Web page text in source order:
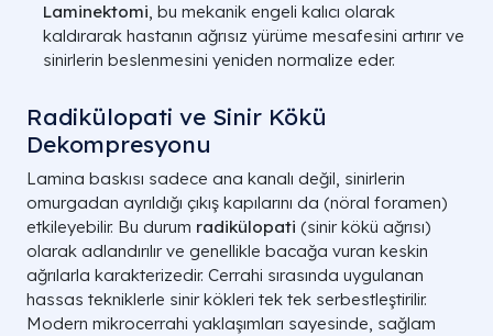
Laminektomi, bu mekanik engeli kalıcı olarak
kaldırarak hastanın ağrısız yürüme mesafesini artırır ve
sinirlerin beslenmesini yeniden normalize eder.
Radikülopati ve Sinir Kökü
Dekompresyonu
Lamina baskısı sadece ana kanalı değil, sinirlerin
omurgadan ayrıldığı çıkış kapılarını da (nöral foramen)
etkileyebilir. Bu durum radikülopati (sinir kökü ağrısı)
olarak adlandırılır ve genellikle bacağa vuran keskin
ağrılarla karakterizedir. Cerrahi sırasında uygulanan
hassas tekniklerle sinir kökleri tek tek serbestleştirilir.
Modern mikrocerrahi yaklaşımları sayesinde, sağlam